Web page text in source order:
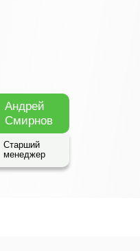
Андрей
Смирнов
Старший
менеджер